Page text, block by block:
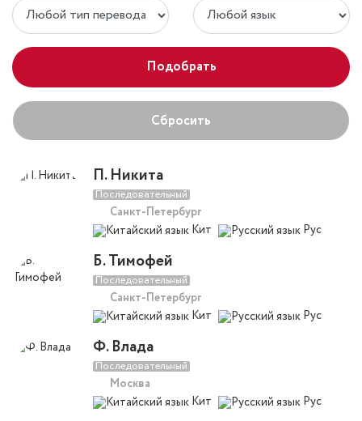
Подобрать
Сбросить
П. Никита
Последовательный
Санкт-Петербург
Кит Рус
Б. Тимофей
Последовательный
Санкт-Петербург
Кит Рус
Ф. Влада
Последовательный
Москва
Кит Рус